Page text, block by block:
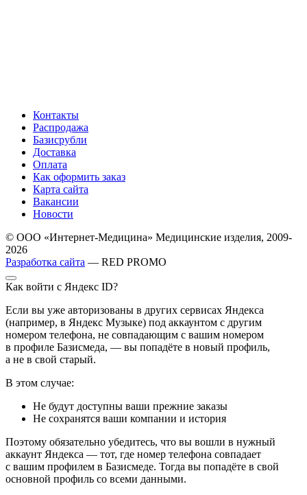
Контакты
Распродажа
Базисрубли
Доставка
Оплата
Как оформить заказ
Карта сайта
Вакансии
Новости
© ООО «Интернет-Медицина» Медицинские изделия, 2009-
2026
Разработка сайта — RED PROMO
Как войти с Яндекс ID?
Если вы уже авторизованы в других сервисах Яндекса
(например, в Яндекс Музыке) под аккаунтом с другим
номером телефона, не совпадающим с вашим номером
в профиле Базисмеда, — вы попадёте в новый профиль,
а не в свой старый.
В этом случае:
Не будут доступны ваши прежние заказы
Не сохранятся ваши компании и история
Поэтому обязательно убедитесь, что вы вошли в нужный
аккаунт Яндекса — тот, где номер телефона совпадает
с вашим профилем в Базисмеде. Тогда вы попадёте в свой
основной профиль со всеми данными.